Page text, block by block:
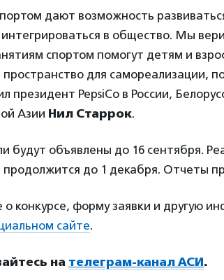
дают возможность
в общество. Мы
спортом помогут детям и
пространство для самореализации,
президент PepsiCo в России,
Азии Нил Старрок.
будут объявлены до 16 сентября.
продолжится до 1 декабря. Отчеты
конкурсе, форму заявки и другую
сайте.
на телеграм-канал АСИ.